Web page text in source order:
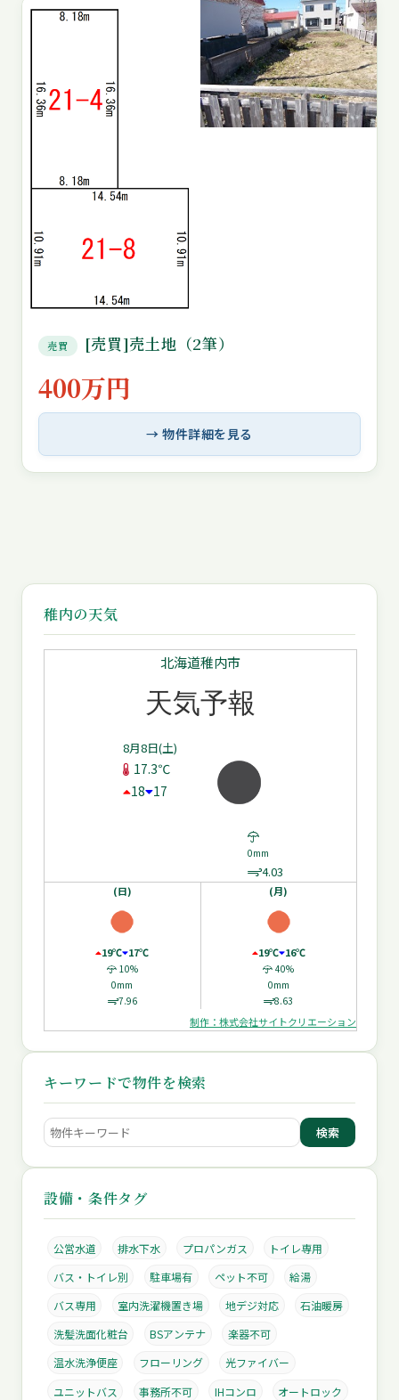
売買 [売買]売土地（2筆）
400万円
→ 物件詳細を見る
稚内の天気
北海道稚内市
天気予報
8月8日(土)
17.3℃
18 17
0mm
4.03
(日)
19℃ 17℃
10%
0mm
7.96
(月)
19℃ 16℃
40%
0mm
8.63
制作：株式会社サイトクリエーション
キーワードで物件を検索
検索
設備・条件タグ
公営水道 排水下水 プロパンガス
トイレ専用
バス・トイレ別
駐車場有 ペット不可
給湯
バス専用
室内洗濯機置き場 地デジ対応
石油暖房
洗髪洗面化粧台
BSアンテナ
楽器不可
温水洗浄便座
フローリング
光ファイバー
ユニットバス
事務所不可 IHコンロ
オートロック